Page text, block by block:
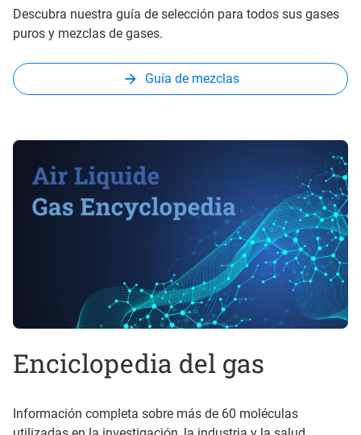
Descubra nuestra guía de selección para todos sus gases
puros y mezclas de gases.
Guía de mezclas
Enciclopedia del gas
Información completa sobre más de 60 moléculas